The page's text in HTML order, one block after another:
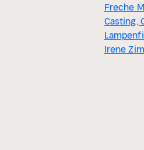
Freche
Casting,
Irene